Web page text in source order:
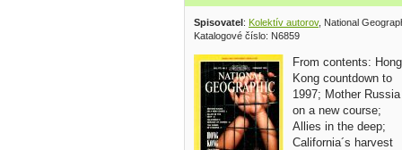
Spisovatel: Kolektív autorov, National
Katalogové číslo: N6859
From contents: Hong
Kong countdown to
1997; Mother Russia
on a new course;
Allies in the deep;
California´s harvest